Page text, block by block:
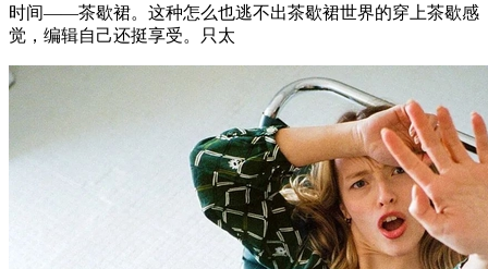
时间——茶歇裙。这种怎么也逃不出茶歇裙世界的穿上茶歇感
觉，编辑自己还挺享受。只太